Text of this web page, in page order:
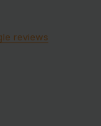
reviews